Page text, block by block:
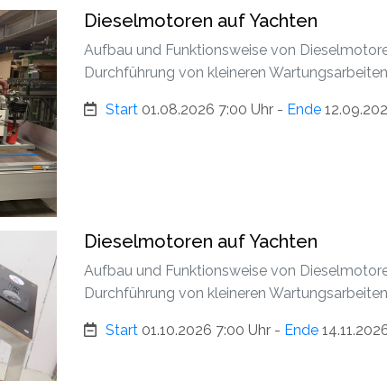
Dieselmotoren auf Yachten
Aufbau und Funktionsweise von
Durchführung von kleineren
Start 01.08.2026 7:00 Uhr - Ende
Dieselmotoren auf Yachten
Aufbau und Funktionsweise von
Durchführung von kleineren
Start 01.10.2026 7:00 Uhr - Ende